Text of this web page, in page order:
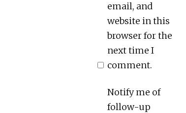
email, and
website in this
browser for the
next time I
comment.
Notify me of
follow-up